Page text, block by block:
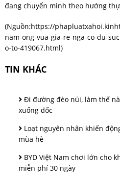
đang chuyển mình theo hướng
(Nguồn:https://
nam-ong-vua-gia-re-nga-co-du-
o-to-419067.html)
TIN KHÁC
Đi đường đèo núi, làm thế
xuống dốc
Loạt nguyên nhân khiến
mùa hè
BYD Việt Nam chơi lớn cho
miễn phí 30 ngày